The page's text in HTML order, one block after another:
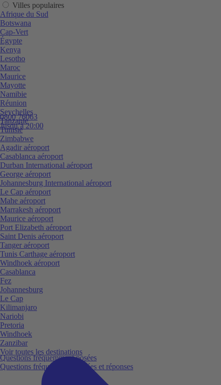
0800 76063
Jusqu’à 20:00
Questions fréquemment posées
Questions fréquemment posées et réponses
Villes populaires
Afrique du Sud
Botswana
Cap-Vert
Égypte
Kenya
Lesotho
Maroc
Maurice
Mayotte
Namibie
Réunion
Seychelles
Tanzanie
Tunisie
Zimbabwe
Agadir aéroport
Casablanca aéroport
Durban International aéroport
George aéroport
Johannesburg International aéroport
Le Cap aéroport
Mahe aéroport
Marrakesh aéroport
Maurice aéroport
Port Elizabeth aéroport
Saint Denis aéroport
Tanger aéroport
Tunis Carthage aéroport
Windhoek aéroport
Casablanca
Fez
Johannesburg
Le Cap
Kilimanjaro
Nariobi
Pretoria
Windhoek
Zanzibar
Voir toutes les destinations